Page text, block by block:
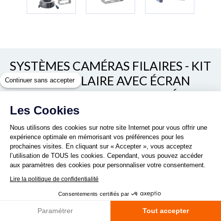
SYSTÈMES CAMÉRAS FILAIRES - KIT
COMPLET FILAIRE AVEC ÉCRAN
AHD 7" QUAD VIEW ET CAMÉRA
INOX HD 1080P
REF. D16129 Voir/cacher les autres références
Le kit filaire de rétrovision 1080P HD permet d'équiper les
bus et autocars, les camions, les utilitaires mais aussi les
Continuer sans accepter
Les Cookies
Nous utilisons des cookies sur notre site Internet pour vous offrir une
expérience optimale en mémorisant vos préférences pour les
prochaines visites. En cliquant sur « Accepter », vous acceptez
l’utilisation de TOUS les cookies. Cependant, vous pouvez accéder
aux paramètres des cookies pour personnaliser votre consentement.
Lire la politique de confidentialité
Consentements certifiés par
Paramétrer Tout accepter